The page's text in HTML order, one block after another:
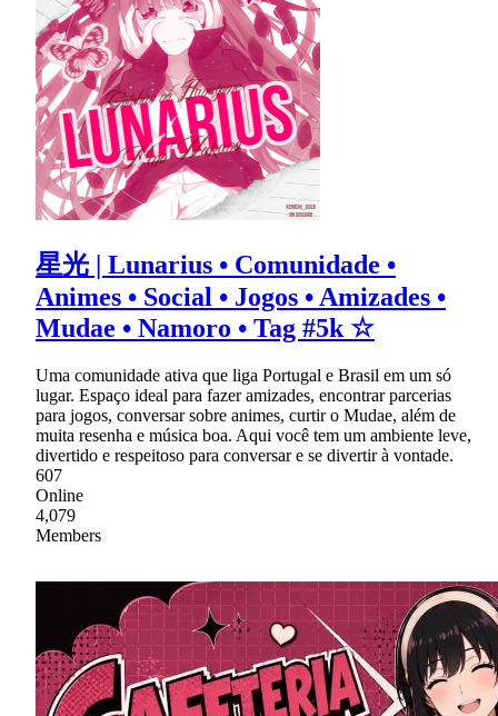
星光 | Lunarius • Comunidade •
Animes • Social • Jogos • Amizades •
Mudae • Namoro • Tag #5k ☆
Uma comunidade ativa que liga Portugal e Brasil em um só
lugar. Espaço ideal para fazer amizades, encontrar parcerias
para jogos, conversar sobre animes, curtir o Mudae, além de
muita resenha e música boa. Aqui você tem um ambiente leve,
divertido e respeitoso para conversar e se divertir à vontade.
607
Online
4,079
Members